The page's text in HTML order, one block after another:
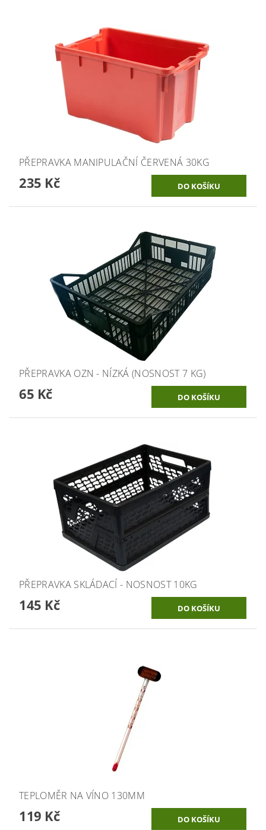
PŘEPRAVKA MANIPULAČNÍ ČERVENÁ 30KG
235 Kč
PŘEPRAVKA OZN - NÍZKÁ (NOSNOST 7 KG)
65 Kč
PŘEPRAVKA SKLÁDACÍ - NOSNOST 10KG
145 Kč
TEPLOMĚR NA VÍNO 130MM
119 Kč